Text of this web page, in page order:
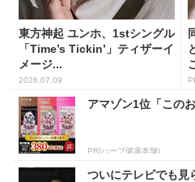
東方神起 ユンホ、1stシングル
「Time’s Tickin’」ティザーイ
メージ...
2026.07.09
アマゾン1位「この
PR(ハーブ健康本舗)
ついにテレビでも見